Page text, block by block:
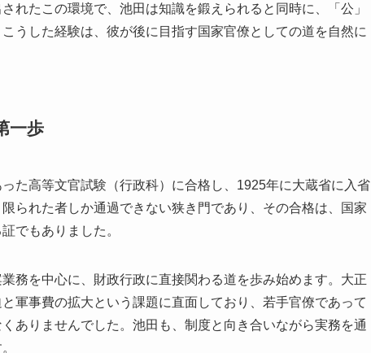
れたこの環境で、池田は知識を鍛えられると同時に、「公」
うした経験は、彼が後に目指す国家官僚としての道を自然に
一歩
た高等文官試験（行政科）に合格し、1925年に大蔵省に入省
られた者しか通過できない狭き門であり、その合格は、国家
でもありました。
務を中心に、財政行政に直接関わる道を歩み始めます。大正
軍事費の拡大という課題に直面しており、若手官僚であって
ありませんでした。池田も、制度と向き合いながら実務を通